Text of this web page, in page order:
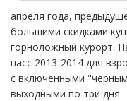
апреля года,
большими скидками
горноложный курорт.
пасс 2013-2014 для
с включенными
выходными по три дня.